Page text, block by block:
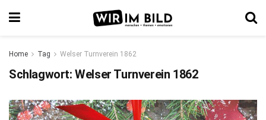
Home Tag Welser Turnverein 1862
Schlagwort:Welser Turnverein 1862